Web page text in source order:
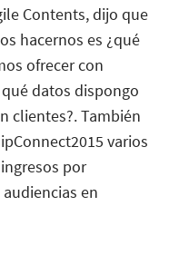
Contents, dijo que
hacernos es ¿qué
ofrecer con
datos dispongo
clientes?. También
varios
por
en